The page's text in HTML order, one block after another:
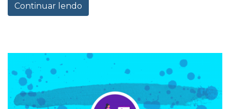
Continuar lendo